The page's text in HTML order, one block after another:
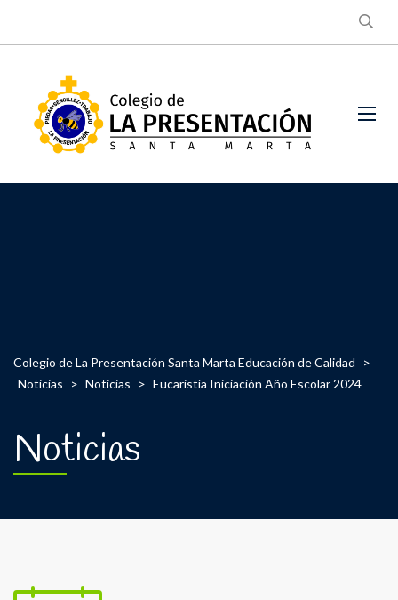
Colegio de La Presentación Santa Marta Educación de Calidad
>
Noticias
> Noticias > Eucaristía Iniciación Año Escolar 2024
Noticias